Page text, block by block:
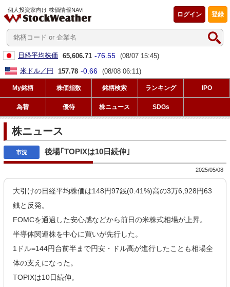
個人投資家向け 株価情報NAVI
登録
ログイン
日経平均株価 65,606.71 -76.55 (08/07 15:45)
米ドル／円
157.78 -0.66 (08/08 06:11)
My銘柄 株価指数 銘柄検索 ランキング IPO
為替 優待 株ニュース SDGs
株ニュース
後場｢TOPIXは10日続伸｣
2025/05/08
大引けの日経平均株価は148円97銭(0.41%)高の3万6,928円63
銭と反発。
FOMCを通過した安心感などから前日の米株式相場が上昇。
半導体関連株を中心に買いが先行した。
1ドル=144円台前半まで円安・ドル高が進行したことも相場全
体の支えになった。
TOPIXは10日続伸。